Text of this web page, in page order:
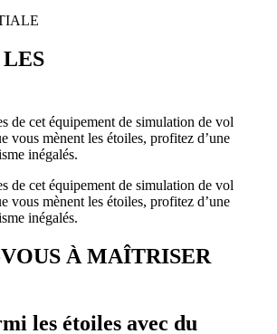
de cet équipement de simulation de vol
vous mènent les étoiles, profitez d’une
inégalés.
de cet équipement de simulation de vol
vous mènent les étoiles, profitez d’une
inégalés.
À MAÎTRISER
les étoiles avec du